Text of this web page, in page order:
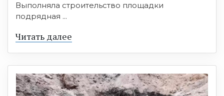
Выполняла строительство площадки
подрядная ...
Читать далее